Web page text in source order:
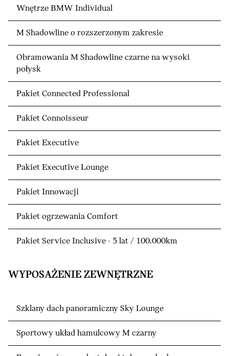
Wnętrze BMW Individual
M Shadowline o rozszerzonym zakresie
Obramowania M Shadowline czarne na wysoki
połysk
Pakiet Connected Professional
Pakiet Connoisseur
Pakiet Executive
Pakiet Executive Lounge
Pakiet Innowacji
Pakiet ogrzewania Comfort
Pakiet Service Inclusive - 5 lat / 100.000km
WYPOSAŻENIE ZEWNĘTRZNE
Szklany dach panoramiczny Sky Lounge
Sportowy układ hamulcowy M czarny